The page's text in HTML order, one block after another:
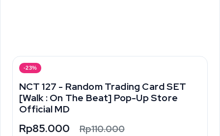
-23%
NCT 127 - Random Trading Card SET
[Walk : On The Beat] Pop-Up Store
Official MD
Rp85.000 Rp110.000